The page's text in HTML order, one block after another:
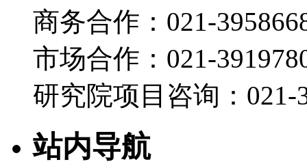
商务合作：021-
市场合作：021-
研究院项目咨询：021-
站内导航